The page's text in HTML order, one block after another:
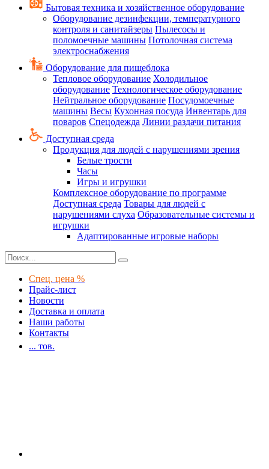
Бытовая техника и хозяйственное оборудование
Оборудование дезинфекции, температурного
контроля и санитайзеры Пылесосы и
поломоечные машины Потолочная система
электроснабжения
Оборудование для пищеблока
Тепловое оборудование Холодильное
оборудование Технологическое оборудование
Нейтральное оборудование Посудомоечные
машины Весы Кухонная посуда Инвентарь для
поваров Спецодежда Линии раздачи питания
Доступная среда
Продукция для людей с нарушениями зрения
Белые трости
Часы
Игры и игрушки
Комплексное оборудование по программе
Доступная среда Товары для людей с
нарушениями слуха Образовательные системы и
игрушки
Адаптированные игровые наборы
Спец. цена %
Прайс-лист
Новости
Доставка и оплата
Наши работы
Контакты
... тов.